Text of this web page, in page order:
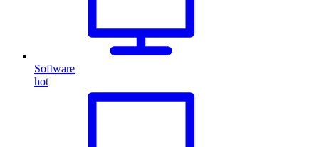
Software
hot